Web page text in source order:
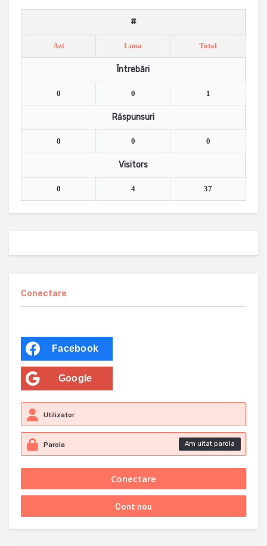
#
Azi Luna Total
Întrebări
0 0 1
Răspunsuri
0 0 0
Visitors
0 4 37
Conectare
Facebook
Google
Am uitat parola